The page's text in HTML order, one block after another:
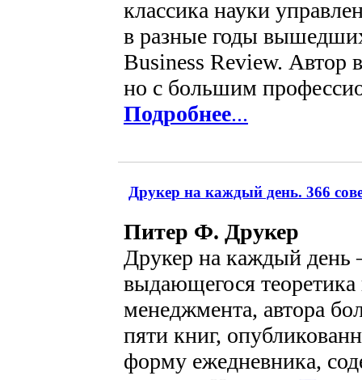
классика науки
в разные годы
Business Review. Автор
но с большим
Подробнее...
Друкер на каждый день. 366
Питер Ф. Друкер
Друкер на каждый день
выдающегося теоретика
менеджмента, автора
пяти книг,
форму ежедневника,